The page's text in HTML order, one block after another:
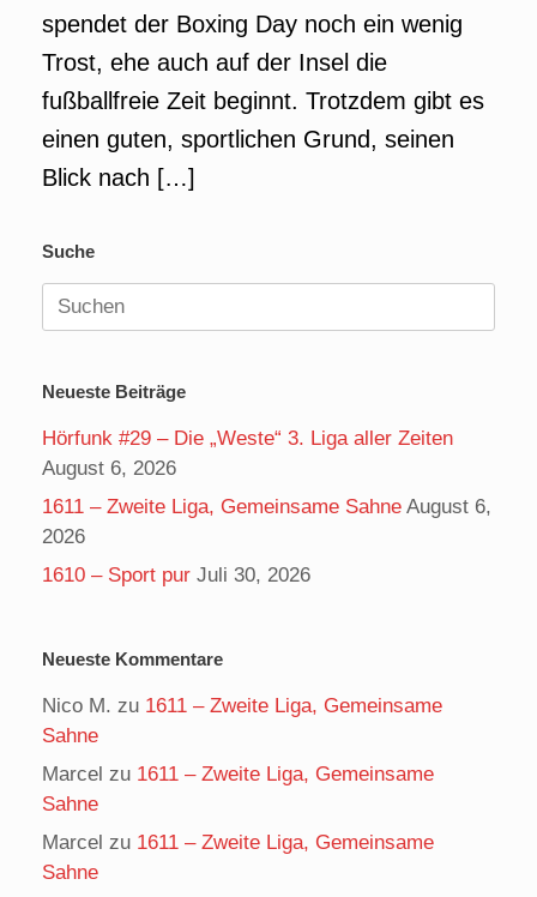
spendet der Boxing Day noch ein wenig
Trost, ehe auch auf der Insel die
fußballfreie Zeit beginnt. Trotzdem gibt es
einen guten, sportlichen Grund, seinen
Blick nach […]
Suche
Suchen
nach:
Neueste Beiträge
Hörfunk #29 – Die „Weste“ 3. Liga aller Zeiten
August 6, 2026
1611 – Zweite Liga, Gemeinsame Sahne August 6,
2026
1610 – Sport pur Juli 30, 2026
Neueste Kommentare
Nico M. zu 1611 – Zweite Liga, Gemeinsame
Sahne
Marcel zu 1611 – Zweite Liga, Gemeinsame
Sahne
Marcel zu 1611 – Zweite Liga, Gemeinsame
Sahne